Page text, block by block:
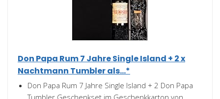
Don Papa Rum 7 Jahre Single Island + 2 x
Nachtmann Tumbler als...*
Don Papa Rum 7 Jahre Single Island + 2 Don Papa